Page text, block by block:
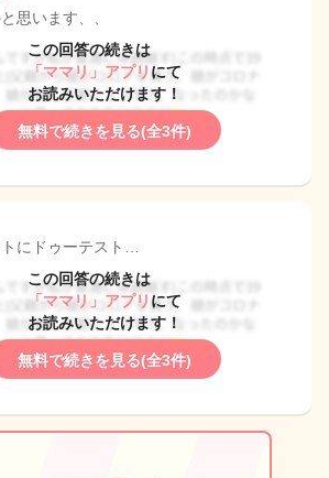
思います、、
この回答の続きは
「ママリ」アプリ にて
お読みいただけます！
無料で続きを見る(全3件)
にドゥーテスト…
この回答の続きは
「ママリ」アプリ にて
お読みいただけます！
無料で続きを見る(全3件)